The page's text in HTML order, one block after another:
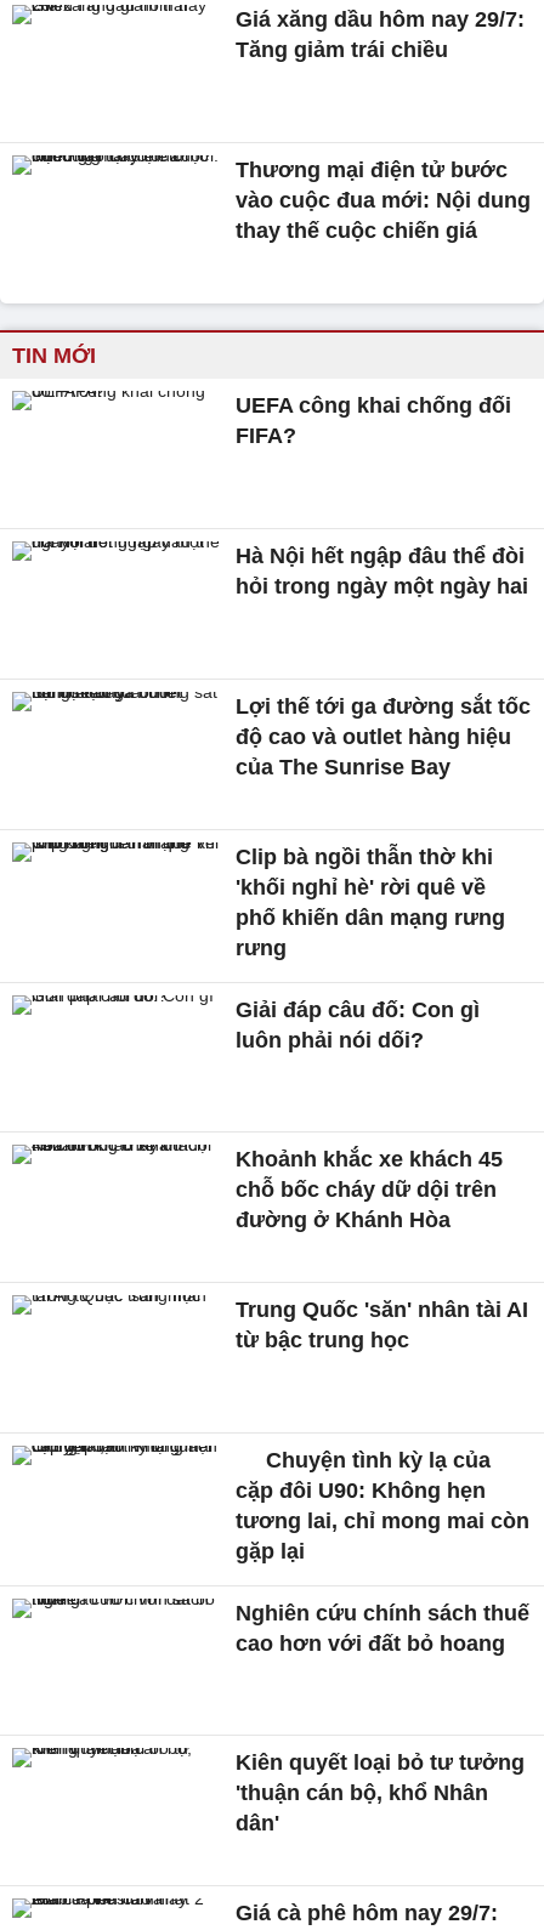
Giá xăng dầu hôm nay 29/7:
Tăng giảm trái chiều
Thương mại điện tử bước
vào cuộc đua mới: Nội dung
thay thế cuộc chiến giá
TIN MỚI
UEFA công khai chống đối
FIFA?
Hà Nội hết ngập đâu thể đòi
hỏi trong ngày một ngày hai
Lợi thế tới ga đường sắt tốc
độ cao và outlet hàng hiệu
của The Sunrise Bay
Clip bà ngồi thẫn thờ khi
'khối nghỉ hè' rời quê về
phố khiến dân mạng rưng
rưng
Giải đáp câu đố: Con gì
luôn phải nói dối?
Khoảnh khắc xe khách 45
chỗ bốc cháy dữ dội trên
đường ở Khánh Hòa
Trung Quốc 'săn' nhân tài AI
từ bậc trung học
Chuyện tình kỳ lạ của
cặp đôi U90: Không hẹn
tương lai, chỉ mong mai còn
gặp lại
Nghiên cứu chính sách thuế
cao hơn với đất bỏ hoang
Kiên quyết loại bỏ tư tưởng
'thuận cán bộ, khổ Nhân
dân'
Giá cà phê hôm nay 29/7: